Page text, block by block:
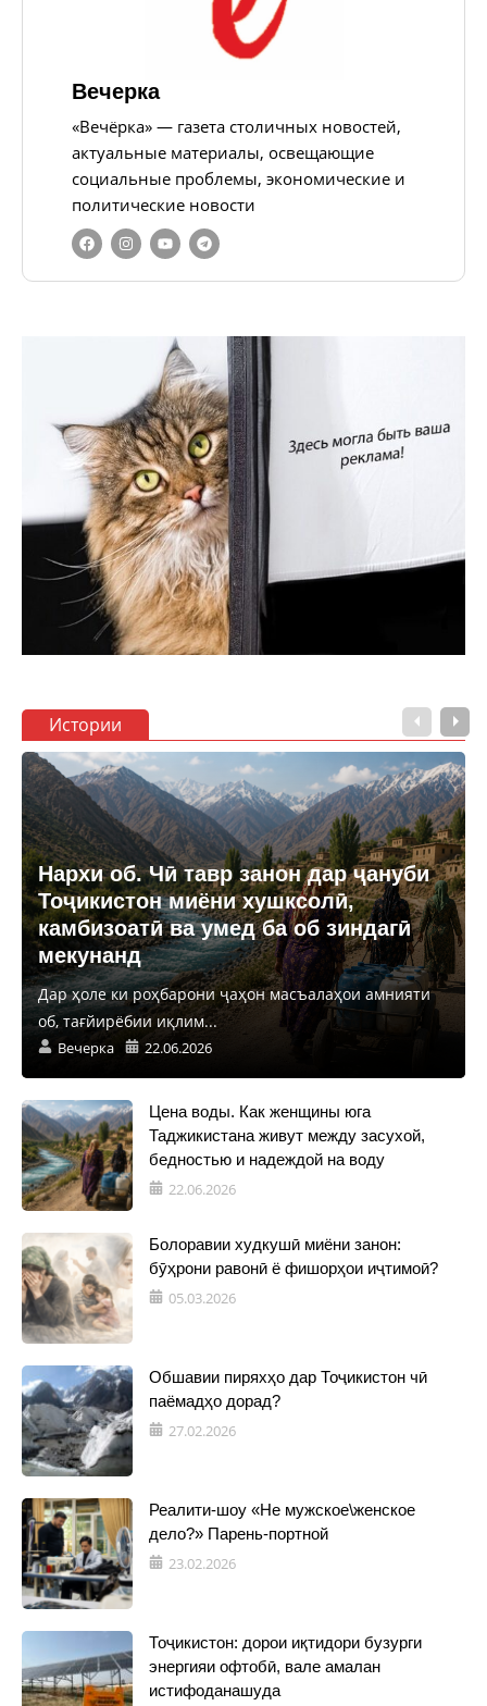
Вечерка
«Вечёрка» — газета столичных новостей,
актуальные материалы, освещающие
социальные проблемы, экономические и
политические новости
Истории
Нархи об. Чӣ тавр занон дар ҷануби
Тоҷикистон миёни хушксолӣ,
камбизоатӣ ва умед ба об зиндагӣ
мекунанд
Дар ҳоле ки роҳбарони ҷаҳон масъалаҳои амнияти
об, тағйирёбии иқлим...
Вечерка 22.06.2026
Цена воды. Как женщины юга
Таджикистана живут между засухой,
бедностью и надеждой на воду
22.06.2026
Болоравии худкушӣ миёни занон:
бӯҳрони равонӣ ё фишорҳои иҷтимоӣ?
05.03.2026
Обшавии пиряхҳо дар Тоҷикистон чӣ
паёмадҳо дорад?
27.02.2026
Реалити-шоу «Не мужское\женское
дело?» Парень-портной
23.02.2026
Тоҷикистон: дорои иқтидори бузурги
энергияи офтобӣ, вале амалан
истифоданашуда